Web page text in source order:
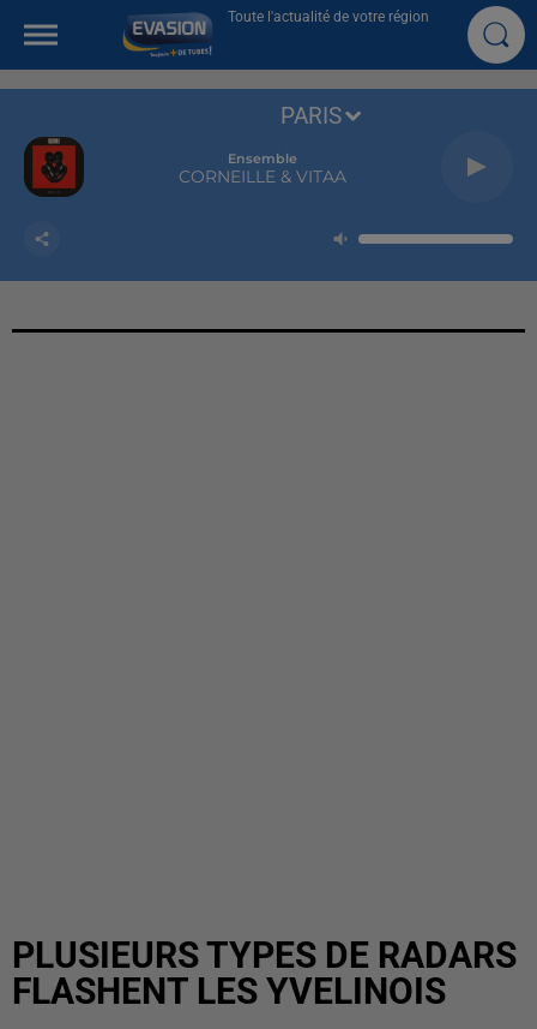
Toute l'actualité de votre région
Ensemble
CORNEILLE & VITAA
PARIS
PLUSIEURS TYPES DE RADARS
FLASHENT LES YVELINOIS